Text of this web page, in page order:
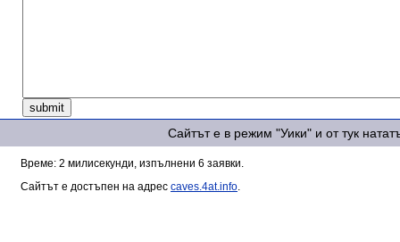
Сайтът е в режим "Уики" и от тук
Време: 2 милисекунди, изпълнени 6 заявки.
Сайтът е достъпен на адрес caves.4at.info.